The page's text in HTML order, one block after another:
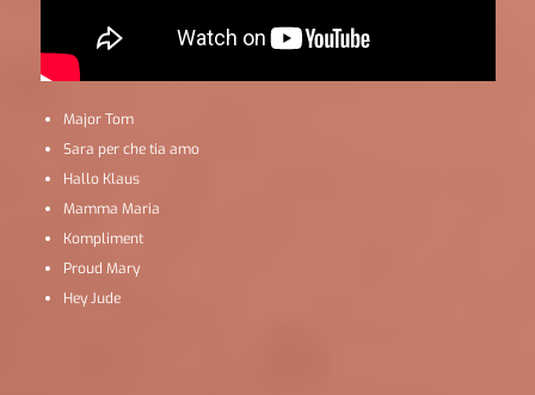
Major Tom
Sara per che tia amo
Hallo Klaus
Mamma Maria
Kompliment
Proud Mary
Hey Jude